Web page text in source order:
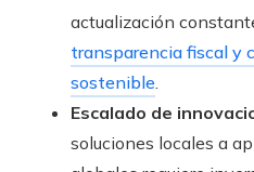
actualización
transparencia fiscal y
sostenible
Escalado de
soluciones locales a